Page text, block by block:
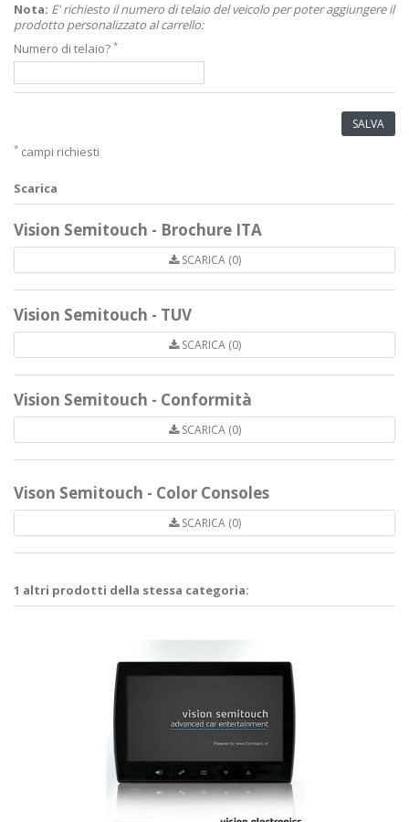
Nota: E' richiesto il numero di telaio del veicolo per poter aggiungere il
prodotto personalizzato al carrello:
Numero di telaio? *
SALVA
* campi richiesti
Scarica
Vision Semitouch - Brochure ITA
SCARICA (0)
Vision Semitouch - TUV
SCARICA (0)
Vision Semitouch - Conformità
SCARICA (0)
Vison Semitouch - Color Consoles
SCARICA (0)
1 altri prodotti della stessa categoria: